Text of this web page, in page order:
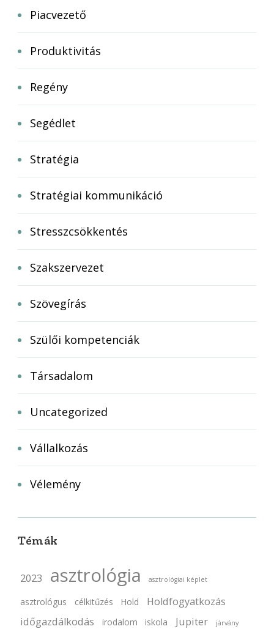
Piacvezető
Produktivitás
Regény
Segédlet
Stratégia
Stratégiai kommunikáció
Stresszcsökkentés
Szakszervezet
Szövegírás
Szülői kompetenciák
Társadalom
Uncategorized
Vállalkozás
Vélemény
Témák
2023 asztrológia asztrológiai képlet
asztrológus célkitűzés Hold
Holdfogyatkozás
időgazdálkodás
irodalom iskola Jupiter járvány